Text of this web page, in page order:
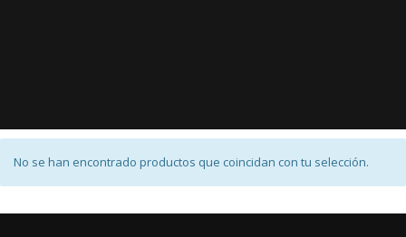
No se han encontrado productos que coincidan con tu selección.